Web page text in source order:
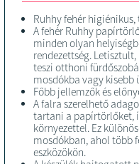
Ruhhy fehér
A fehér Ruhhy
minden olyan
rendezettség.
teszi otthoni
mosdókba vagy kisebb
Főbb jellemzők és
A falra szerelhető
tartani a papírtörlőket,
környezettel. Ez
mosdókban, ahol több
eszközökön.